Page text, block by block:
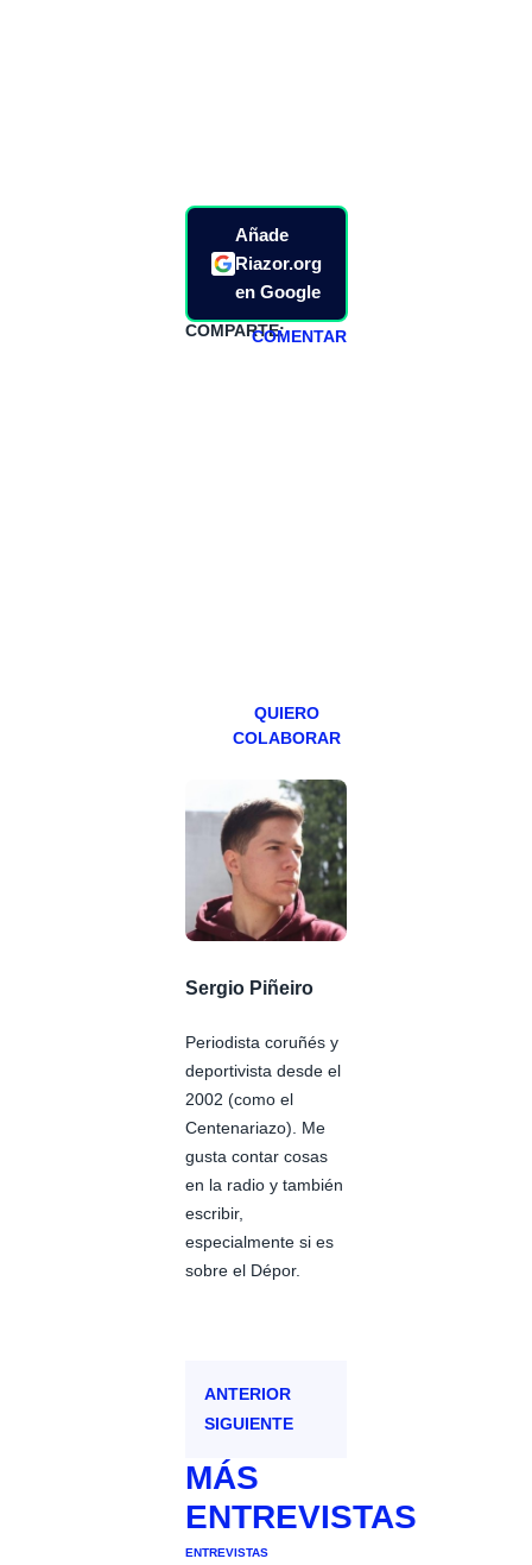
Añade
Riazor.org
en Google
COMPARTE:COMENTAR
QUIERO
COLABORAR
Sergio Piñeiro
Periodista coruñés y
deportivista desde el
2002 (como el
Centenariazo). Me
gusta contar cosas
en la radio y también
escribir,
especialmente si es
sobre el Dépor.
ANTERIOR
SIGUIENTE
MÁS
ENTREVISTAS
ENTREVISTAS